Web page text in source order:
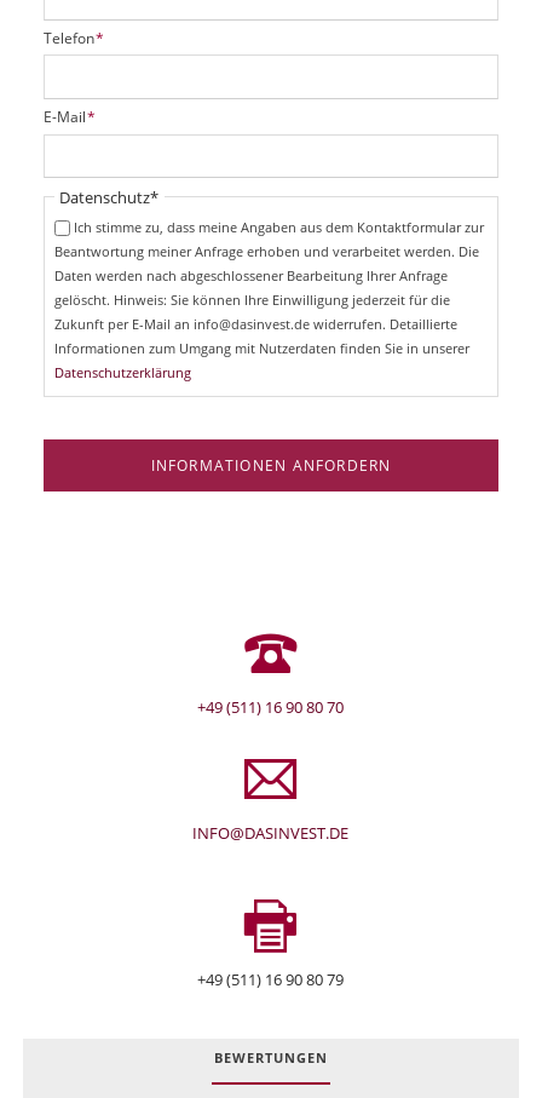
P
f
i
c
t
f
Telefon*
P
f
i
E-Mail*
Pflichtfeld
Datenschutz*
Ich stimme zu, dass meine Angaben aus dem Kontaktformular zur
Beantwortung meiner Anfrage erhoben und verarbeitet werden. Die
Daten werden nach abgeschlossener Bearbeitung Ihrer Anfrage
gelöscht. Hinweis: Sie können Ihre Einwilligung jederzeit für die
Zukunft per E-Mail an info@dasinvest.de widerrufen. Detaillierte
Informationen zum Umgang mit Nutzerdaten finden Sie in unserer
Datenschutzerklärung
INFORMATIONEN ANFORDERN
+49 (511) 16 90 80 70
INFO@DASINVEST.DE
+49 (511) 16 90 80 79
BEWERTUNGEN